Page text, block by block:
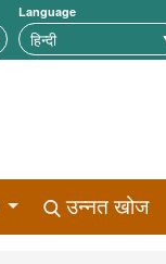
Language
उन्नत खोज